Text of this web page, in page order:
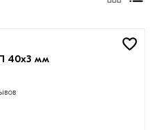
40х3 мм